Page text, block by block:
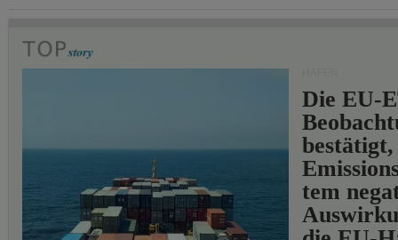
Die EU-
bestätigt,
tem